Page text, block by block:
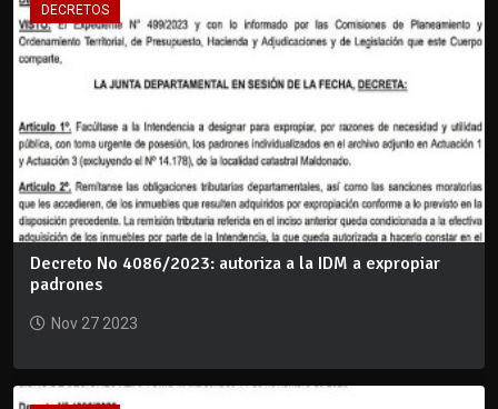
DECRETOS
Decreto No 4086/2023: autoriza a la IDM a expropiar
padrones
Nov 27 2023